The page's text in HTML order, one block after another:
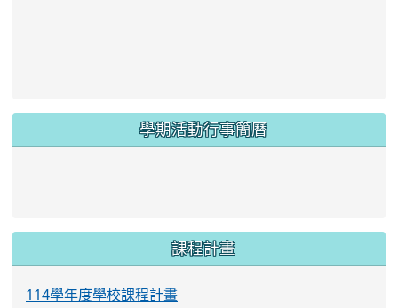
學期活動行事簡曆
課程計畫
114學年度學校課程計畫